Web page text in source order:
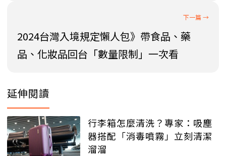
2024台灣入境規定懶人包》帶食品、藥
品、化妝品回台「數量限制」一次看
延伸閱讀
行李箱怎麼清洗？專家：吸塵
器搭配「消毒噴霧」立刻清潔
溜溜